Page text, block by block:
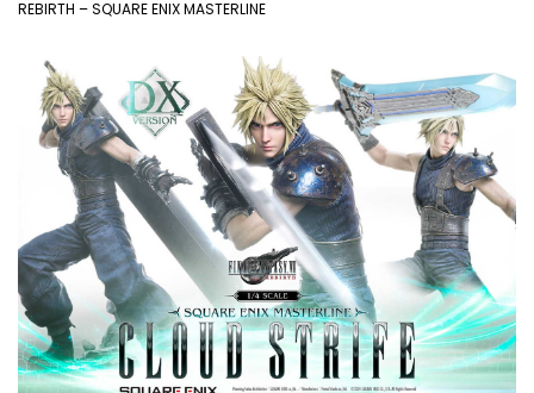
REBIRTH – SQUARE ENIX MASTERLINE